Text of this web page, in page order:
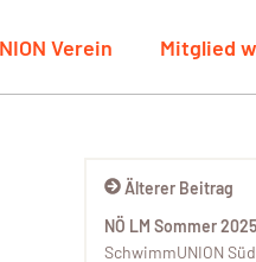
Verein Mitglied
Älterer Beitrag
NÖ LM Sommer 2025
SchwimmUNION